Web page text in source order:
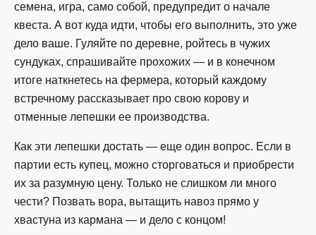
семена, игра, само собой, предупредит о начале
квеста. А вот куда идти, чтобы его выполнить, это уже
дело ваше. Гуляйте по деревне, ройтесь в чужих
сундуках, спрашивайте прохожих — и в конечном
итоге наткнетесь на фермера, который каждому
встречному рассказывает про свою корову и
отменные лепешки ее производства.
Как эти лепешки достать — еще один вопрос. Если в
партии есть купец, можно сторговаться и приобрести
их за разумную цену. Только не слишком ли много
чести? Позвать вора, вытащить навоз прямо у
хвастуна из кармана — и дело с концом!